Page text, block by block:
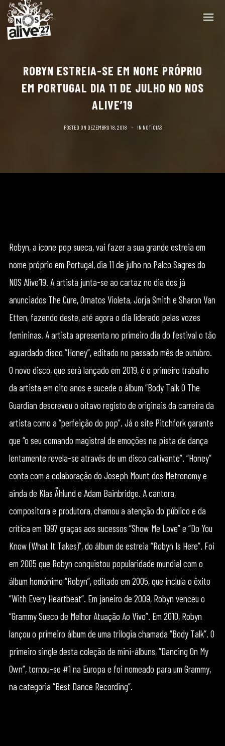
ROBYN ESTREIA-SE EM NOME PRÓPRIO
EM PORTUGAL DIA 11 DE JULHO NO NOS
ALIVE’19
POSTED ON DEZEMBRO 18, 2018 IN NOTÍCIAS
Robyn, a ícone pop sueca, vai fazer a sua grande estreia em
nome próprio em Portugal, dia 11 de julho no Palco Sagres do
NOS Alive’19. A artista junta-se ao cartaz no dia dos já
anunciados The Cure, Ornatos Violeta, Jorja Smith e Sharon Van
Etten, fazendo deste, até agora o dia liderado pelas vozes
femininas. A artista apresenta no primeiro dia do festival o tão
aguardado disco “Honey”, editado no passado mês de outubro.
O novo disco, que será lançado em 2019, é o primeiro trabalho
da artista em oito anos e sucede o álbum “Body Talk O The
Guardian descreveu o oitavo registo de originais da carreira da
artista como a “perfeição do pop”. Já o site Pitchfork garante
que “o seu comando magistral de emoções na pista de dança
lentamente revela-se através de um disco cativante”. “Honey”
conta com a colaboração do Joseph Mount dos Metronomy e
ainda de Klas Åhlund e Adam Bainbridge. A cantora,
compositora e produtora, chamou a atenção do público e da
crítica em 1997 graças aos sucessos “Show Me Love” e “Do You
Know (What It Takes)”, do álbum de estreia “Robyn Is Here”. Foi
em 2005 que Robyn conquistou popularidade mundial com o
álbum homónimo “Robyn”, editado em 2005, que incluía o êxito
“With Every Heartbeat”. Em janeiro de 2009, Robyn venceu o
“Grammy Sueco de Melhor Atuação Ao Vivo”. Em 2010, Robyn
lançou o primeiro álbum de uma trilogia chamada “Body Talk”. O
primeiro single desta coleção de mini-álbuns, “Dancing On My
Own”, tornou-se #1 na Europa e foi nomeado para um Grammy,
na categoria “Best Dance Recording”.